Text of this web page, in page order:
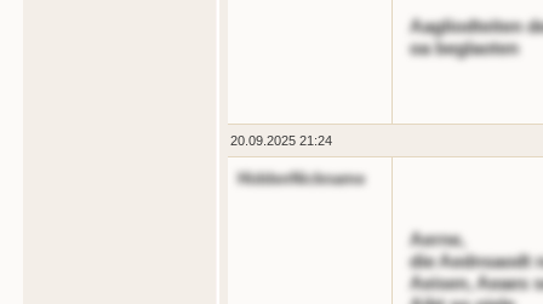
Aagliodteiten
oa beglaoten
20.09.2025 21:24
HiddenNickname
Aerne,
die Aednsaodt
Aeisen, Aeaes